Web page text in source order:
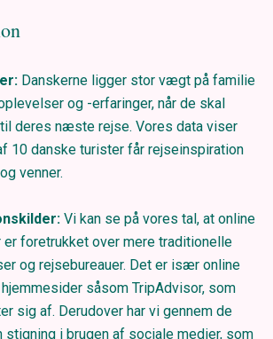
Danskerne ligger stor vægt på familie
og -erfaringer, når de skal
deres næste rejse. Vores data viser
10 danske turister får rejseinspiration
venner.
Vi kan se på vores tal, at online
foretrukket over mere traditionelle
og rejsebureauer. Det er især online
såsom TripAdvisor, som
sig af. Derudover har vi gennem de
stigning i brugen af sociale medier, som